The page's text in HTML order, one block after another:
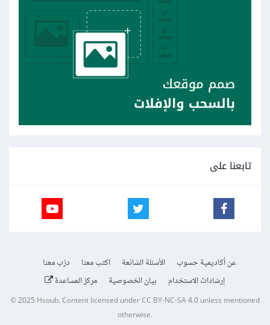
تابعنا على
عن أكاديمية حسوب الأسئلة الشائعة اكتب معنا
درّب معنا
إرشادات الاستخدام
بيان الخصوصية مركز المساعدة
© 2025Hsoub.Content licensed underCC BY-NC-SA 4.0unless mentioned
otherwise.